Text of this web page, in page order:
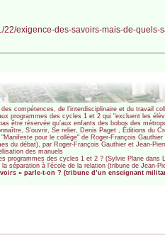
22/exigence-des-savoirs-mais-de-quels-
compétences, de l’interdisciplinaire et du travail
programmes des cycles 1 et 2 qui "excluent les
être réservée qu’aux enfants des bobos des
S’ouvrir, Se relier, Denis Paget , Éditions du
pour le collège" de Roger-François Gauthier
du débat), par Roger-François Gauthier et Jean-
des manuels
programmes des cycles 1 et 2 ? (Sylvie Plane dans
séparation à l’école de la relation (tribune de Jean-
» parle-t-on ? (tribune d’un enseignant